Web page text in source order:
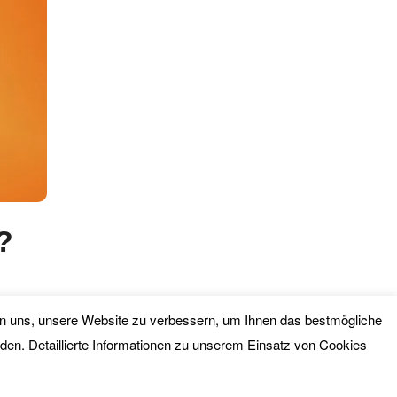
unsere Website zu verbessern, um Ihnen das bestmögliche
Detaillierte Informationen zu unserem Einsatz von Cookies